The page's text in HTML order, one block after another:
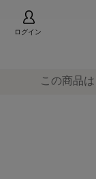
ログイン
この商品は